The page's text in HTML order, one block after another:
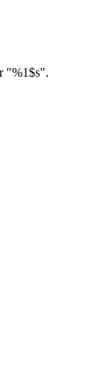
"%1$s".